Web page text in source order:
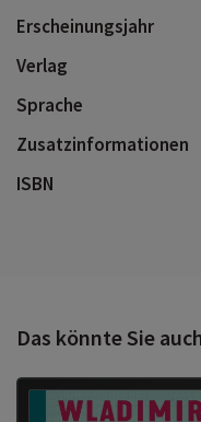
Erscheinungsjahr
Verlag
Sprache
Zusatzinformationen
ISBN
Das könnte Sie